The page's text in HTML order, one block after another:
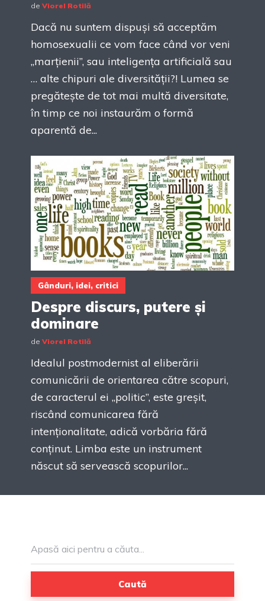
de Viorel Rotilă
Dacă nu suntem dispuși să acceptăm
homosexualii ce vom face când vor veni
„marțienii”, sau inteligența artificială sau
… alte chipuri ale diversității?! Lumea se
pregătește de tot mai multă diversitate,
în timp ce noi instaurăm o formă
aparentă de...
Gânduri, idei, critici
Despre discurs, putere și
dominare
de Viorel Rotilă
Idealul postmodernist al eliberării
comunicării de orientarea către scopuri,
de caracterul ei „politic”, este greșit,
riscând comunicarea fără
intenționalitate, adică vorbăria fără
conținut. Limba este un instrument
născut să servească scopurilor...
Caută